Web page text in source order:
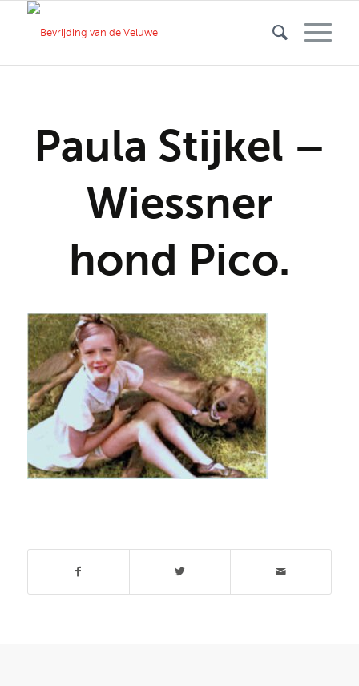
Paula Stijkel –
Wiessner
hond Pico.